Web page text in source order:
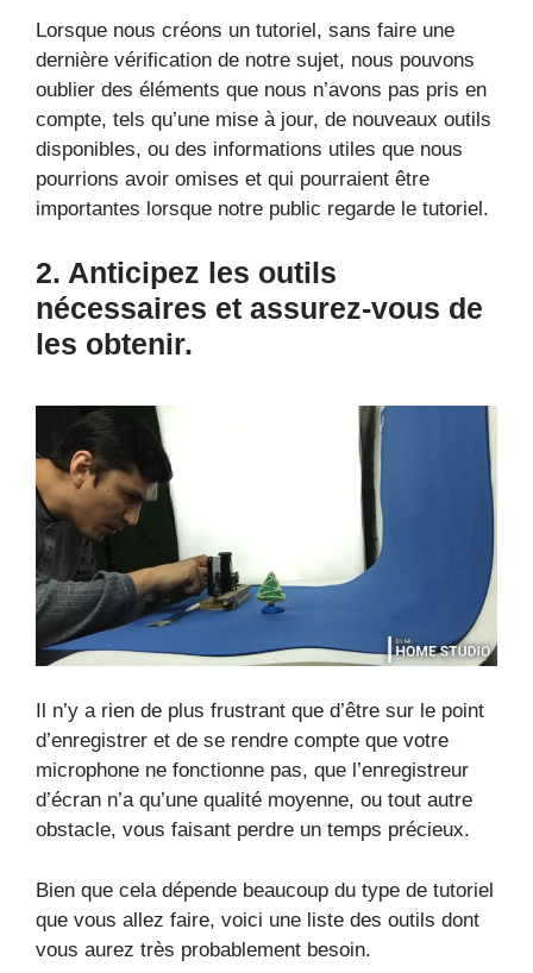
Lorsque nous créons un tutoriel, sans faire une
dernière vérification de notre sujet, nous pouvons
oublier des éléments que nous n’avons pas pris en
compte, tels qu’une mise à jour, de nouveaux outils
disponibles, ou des informations utiles que nous
pourrions avoir omises et qui pourraient être
importantes lorsque notre public regarde le tutoriel.
2. Anticipez les outils
nécessaires et assurez-vous de
les obtenir.
Il n’y a rien de plus frustrant que d’être sur le point
d’enregistrer et de se rendre compte que votre
microphone ne fonctionne pas, que l’enregistreur
d’écran n’a qu’une qualité moyenne, ou tout autre
obstacle, vous faisant perdre un temps précieux.
Bien que cela dépende beaucoup du type de tutoriel
que vous allez faire, voici une liste des outils dont
vous aurez très probablement besoin.